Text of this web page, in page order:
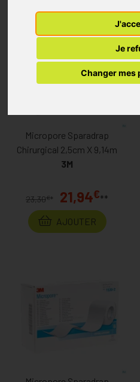
Je
Changer mes
Micropore Sparadrap
Chirurgical 2,5cm X 9,14m
3M
23,30€* 21,94€**
AJOUTER